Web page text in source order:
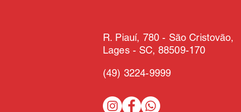
R. Piauí, 780 - São Cristovão,
Lages - SC, 88509-170
(49) 3224-9999